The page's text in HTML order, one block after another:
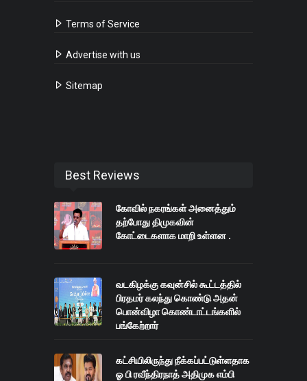
Terms of Service
Advertise with us
Sitemap
Best Reviews
கோவில் நகரங்கள் அனைத்தும்
தற்போது திமுகவின்
கோட்டைகளாக மாறி உள்ளன .
வடகிழக்கு கவுன்சில் கூட்டத்தில்
பிரதமர் கலந்து கொண்டு அதன்
பொன்விழா கொண்டாட்டங்களில்
பங்கேற்றார்
கட்சியிலிருந்து நீக்கப்பட்டுள்ளதாக
ஓ பி ரவீந்திரநாத் அதிமுக எம்பி